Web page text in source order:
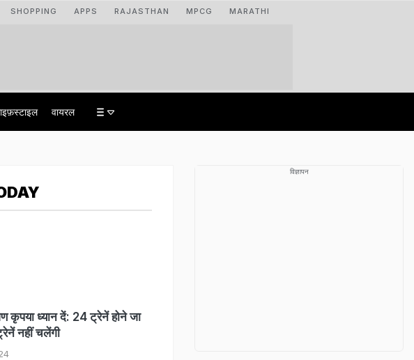
SHOPPING APPS RAJASTHAN MPCG MARATHI
वायरल
कृपया ध्यान दें: 24 ट्रेनें होने जा
नहीं चलेंगी
विज्ञापन